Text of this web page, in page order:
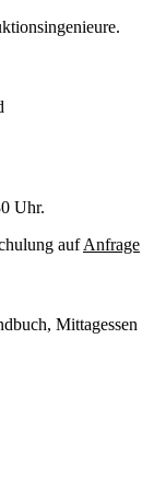
Uhr.
aufAnfrage
Mittagessen